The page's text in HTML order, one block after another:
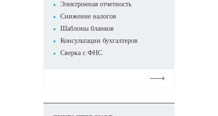
Электронная отчетность
Снижение налогов
Шаблоны бланков
Консультации бухгалтеров
Сверка с ФНС